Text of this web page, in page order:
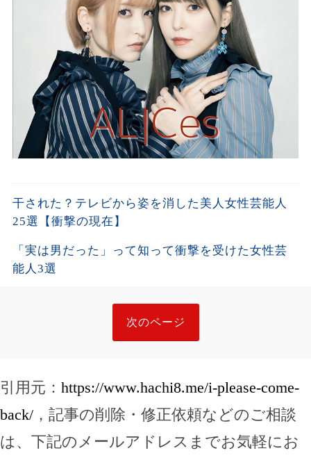
干された？テレビから姿を消した美人女性芸能人
25選【衝撃の現在】
「実は男だった」って知って衝撃を受けた女性芸
能人3選
次のページ
引用元： https://www.hachi8.me/i-please-come-
back/ ，記事の削除・修正依頼などのご相談
は、下記のメールアドレスまでお気軽にお